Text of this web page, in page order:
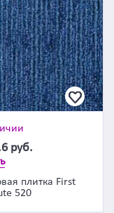
руб.
плитка First
520